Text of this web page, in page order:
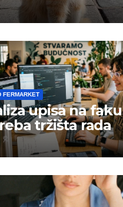
FERMARKET
upisa na
tržišta rada